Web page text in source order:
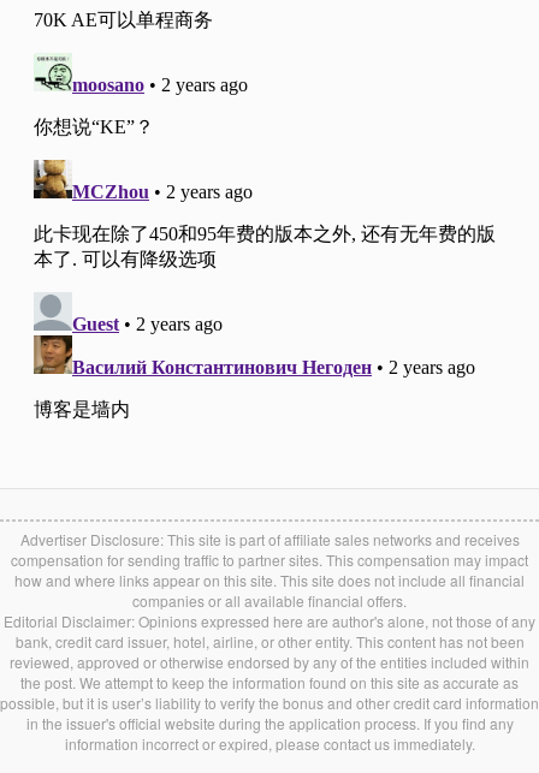
Advertiser Disclosure: This site is part of affiliate sales networks and receives
compensation for sending traffic to partner sites. This compensation may impact
how and where links appear on this site. This site does not include all financial
companies or all available financial offers.
Editorial Disclaimer: Opinions expressed here are author's alone, not those of any
bank, credit card issuer, hotel, airline, or other entity. This content has not been
reviewed, approved or otherwise endorsed by any of the entities included within
the post. We attempt to keep the information found on this site as accurate as
possible, but it is user’s liability to verify the bonus and other credit card information
in the issuer's official website during the application process. If you find any
information incorrect or expired, please contact us immediately.